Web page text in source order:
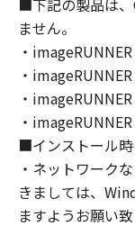
為をさせて
３．著作権
お客様は、
ノンまたは
示を変更し
せん。
４．所有権
「本ソフト
は、その内
■下記の製品は、
ません。
・
・
・
・
■インストール
・ネットワーク
きましては、
ますようお願い致